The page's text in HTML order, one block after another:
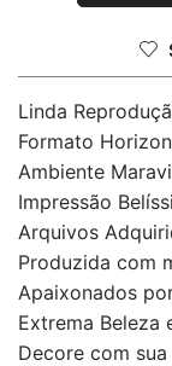
Linda
Formato
Ambiente
Impressão
Arquivos
Produzida com
Apaixonados
Extrema Beleza
Decore com